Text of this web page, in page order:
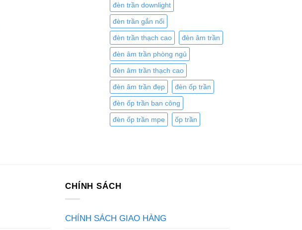
3.294.850 ₫.
đèn trần downlight
đèn trần gắn nổi
đèn trần thạch cao đèn âm trần
đèn âm trần phòng ngủ
đèn âm trần thạch cao
đèn âm trần đẹp đèn ốp trần
đèn ốp trần ban công
đèn ốp trần mpe ốp trần
CHÍNH SÁCH
CHÍNH SÁCH GIAO HÀNG